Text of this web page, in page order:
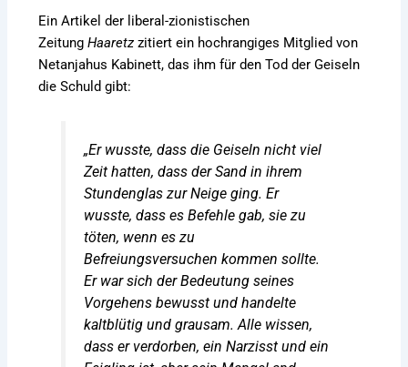
Ein Artikel der liberal-zionistischen
ZeitungHaaretz zitiert ein hochrangiges Mitglied von
Netanjahus Kabinett, das ihm für den Tod der Geiseln
die Schuld gibt:
„Er wusste, dass die Geiseln nicht viel
Zeit hatten, dass der Sand in ihrem
Stundenglas zur Neige ging. Er
wusste, dass es Befehle gab, sie zu
töten, wenn es zu
Befreiungsversuchen kommen sollte.
Er war sich der Bedeutung seines
Vorgehens bewusst und handelte
kaltblütig und grausam. Alle wissen,
dass er verdorben, ein Narzisst und ein